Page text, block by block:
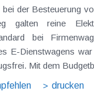
der Besteuerung
galten reine
bei
E-Dienstwagens
Mit dem
drucken